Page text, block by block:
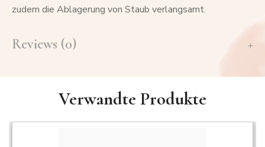
zudem die Ablagerung von Staub verlangsamt.
Reviews (0)
Verwandte Produkte